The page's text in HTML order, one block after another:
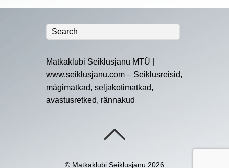
Matkaklubi Seiklusjanu MTÜ |
www.seiklusjanu.com – Seiklusreisid,
mägimatkad, seljakotimatkad,
avastusretked, rännakud
© Matkaklubi Seiklusjanu 2026